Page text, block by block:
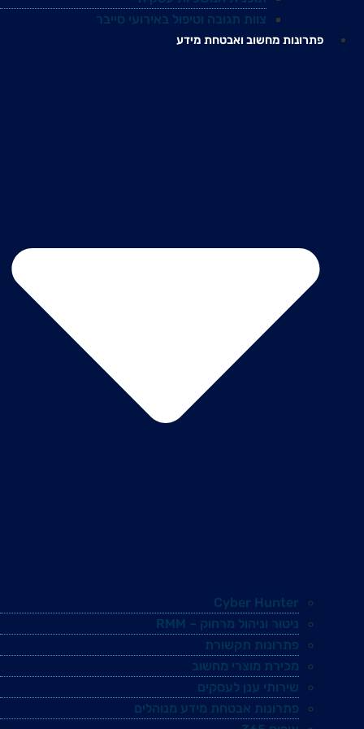
צוות תגובה וטיפול באירועי סייבר
פתרונות מחשוב ואבטחת מידע
Cyber Hunter
ניטור וניהול מרחוק – RMM
פתרונות תקשורת
מכירת מוצרי מחשוב
שירותי ענן לעסקים
פתרונות אבטחת מידע מנוהלים